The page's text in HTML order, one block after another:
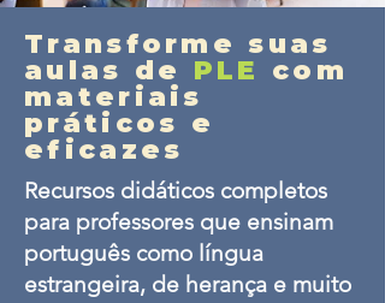
Transforme suas
aulas de PLE com
materiais
práticos e
eficazes
Recursos didáticos completos
para professores que ensinam
português como língua
estrangeira, de herança e muito